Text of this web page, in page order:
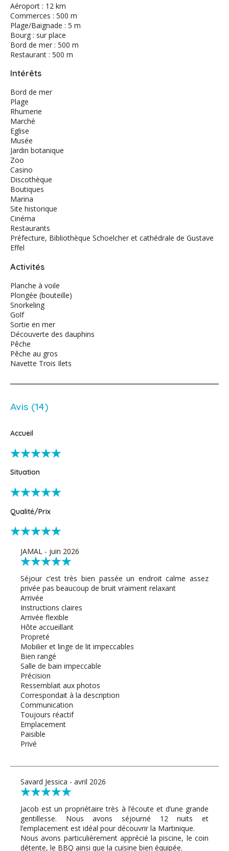
Aéroport : 12 km
Commerces : 500 m
Plage/Baignade : 5 m
Bourg : sur place
Bord de mer : 500 m
Restaurant : 500 m
Intérêts
Bord de mer
Plage
Rhumerie
Marché
Eglise
Musée
Jardin botanique
Zoo
Casino
Discothèque
Boutiques
Marina
Site historique
Cinéma
Restaurants
Préfecture, Bibliothèque Schoelcher et cathédrale de Gustave
Effel
Activités
Planche à voile
Plongée (bouteille)
Snorkeling
Golf
Sortie en mer
Découverte des dauphins
Pêche
Pêche au gros
Navette Trois Ilets
Avis (14)
Accueil
Situation
Qualité/Prix
JAMAL - juin 2026
Séjour c’est très bien passée un endroit calme assez
privée pas beaucoup de bruit vraiment relaxant
Arrivée
Instructions claires
Arrivée flexible
Hôte accueillant
Propreté
Mobilier et linge de lit impeccables
Bien rangé
Salle de bain impeccable
Précision
Ressemblait aux photos
Correspondait à la description
Communication
Toujours réactif
Emplacement
Paisible
Privé
Savard Jessica - avril 2026
Jacob est un propriétaire très à l’écoute et d’une grande
gentillesse. Nous avons séjourné 12 nuits et
l’emplacement est idéal pour découvrir la Martinique.
Nous avons particulièrement apprécié la piscine, le coin
détente, le BBQ ainsi que la cuisine bien équipée.